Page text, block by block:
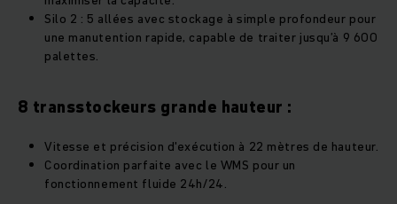
Silo 2 : 5 allées avec stockage à simple profondeur pour
une manutention rapide, capable de traiter jusqu’à 9 600
palettes.
8 transstockeurs grande hauteur :
Vitesse et précision d'exécution à 22 mètres de hauteur.
Coordination parfaite avec le WMS pour un
fonctionnement fluide 24h/24.